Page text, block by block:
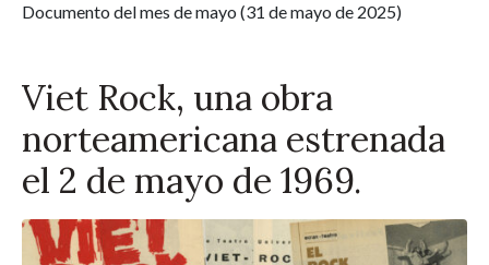
Documento del mes de mayo (31 de mayo de 2025)
Viet Rock, una obra
norteamericana estrenada
el 2 de mayo de 1969.